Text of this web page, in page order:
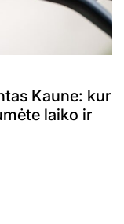
Kaune: kur
laiko ir